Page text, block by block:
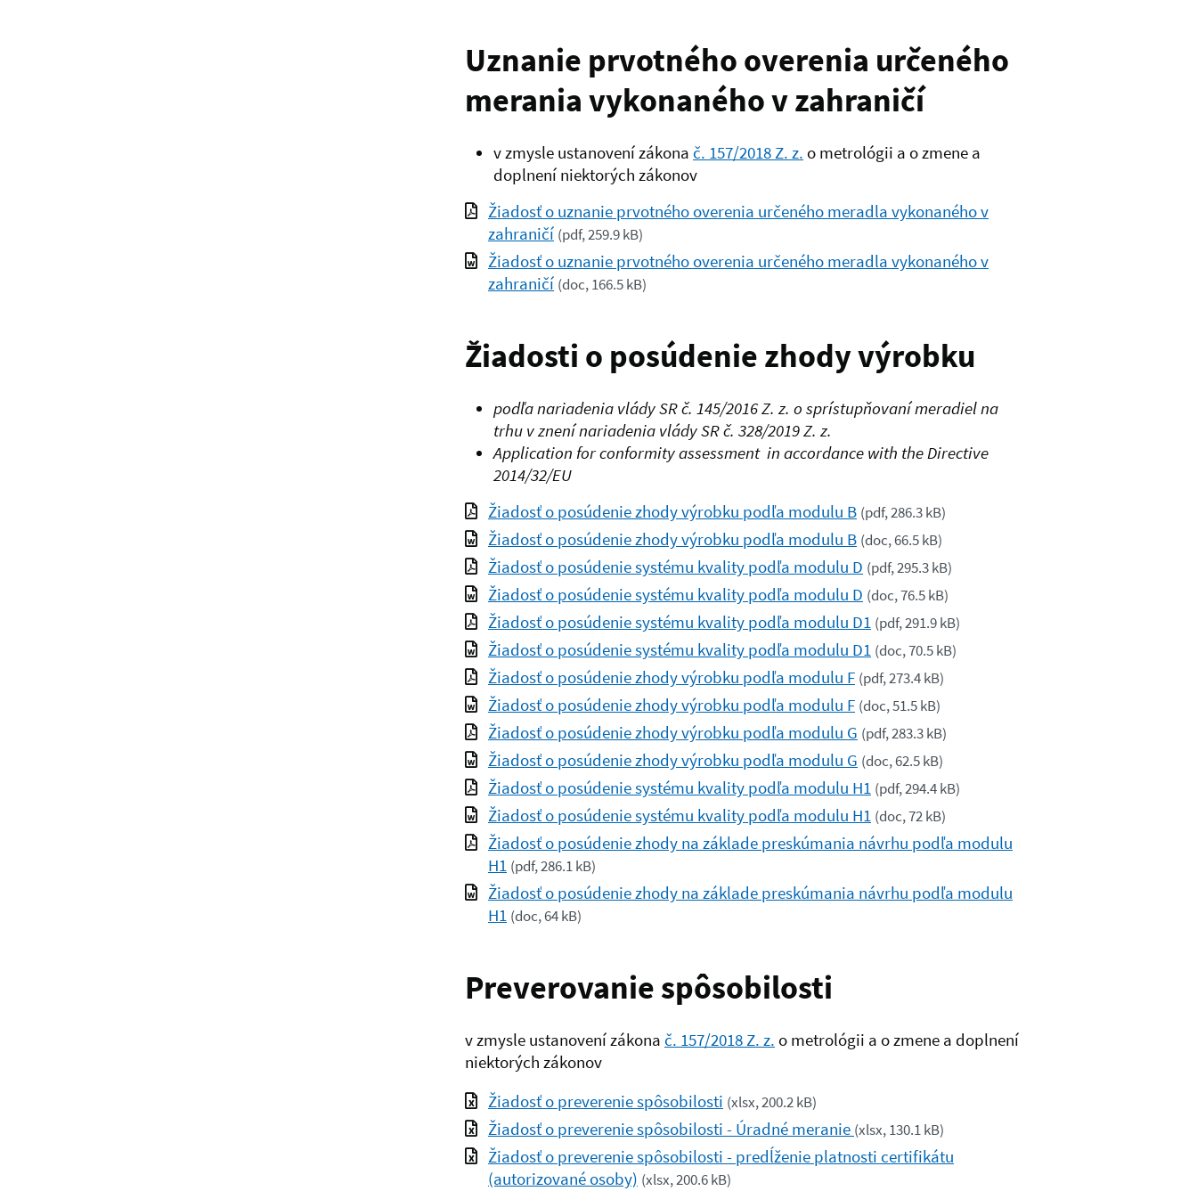
Uznanie prvotného overenia určeného
merania vykonaného v zahraničí
v zmysle ustanovení zákona č. 157/2018 Z. z. o metrológii a o zmene a
doplnení niektorých zákonov
Žiadosť o uznanie prvotného overenia určeného meradla vykonaného v
zahraničí (pdf, 259.9 kB)
Žiadosť o uznanie prvotného overenia určeného meradla vykonaného v
zahraničí (doc, 166.5 kB)
Žiadosti o posúdenie zhody výrobku
podľa nariadenia vlády SR č. 145/2016 Z. z. o sprístupňovaní meradiel na
trhu v znení nariadenia vlády SR č. 328/2019 Z. z.
Application for conformity assessment in accordance with the Directive
2014/32/EU
Žiadosť o posúdenie zhody výrobku podľa modulu B (pdf, 286.3 kB)
Žiadosť o posúdenie zhody výrobku podľa modulu B (doc, 66.5 kB)
Žiadosť o posúdenie systému kvality podľa modulu D (pdf, 295.3 kB)
Žiadosť o posúdenie systému kvality podľa modulu D (doc, 76.5 kB)
Žiadosť o posúdenie systému kvality podľa modulu D1 (pdf, 291.9 kB)
Žiadosť o posúdenie systému kvality podľa modulu D1 (doc, 70.5 kB)
Žiadosť o posúdenie zhody výrobku podľa modulu F (pdf, 273.4 kB)
Žiadosť o posúdenie zhody výrobku podľa modulu F (doc, 51.5 kB)
Žiadosť o posúdenie zhody výrobku podľa modulu G (pdf, 283.3 kB)
Žiadosť o posúdenie zhody výrobku podľa modulu G (doc, 62.5 kB)
Žiadosť o posúdenie systému kvality podľa modulu H1 (pdf, 294.4 kB)
Žiadosť o posúdenie systému kvality podľa modulu H1 (doc, 72 kB)
Žiadosť o posúdenie zhody na základe preskúmania návrhu podľa modulu
H1 (pdf, 286.1 kB)
Žiadosť o posúdenie zhody na základe preskúmania návrhu podľa modulu
H1 (doc, 64 kB)
Preverovanie spôsobilosti
v zmysle ustanovení zákona č. 157/2018 Z. z. o metrológii a o zmene a doplnení
niektorých zákonov
Žiadosť o preverenie spôsobilosti (xlsx, 200.2 kB)
Žiadosť o preverenie spôsobilosti - Úradné meranie (xlsx, 130.1 kB)
Žiadosť o preverenie spôsobilosti - predĺženie platnosti certifikátu
(autorizované osoby) (xlsx, 200.6 kB)